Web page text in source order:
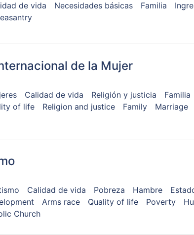
de vida Necesidades básicas Familia
de la Mujer
Calidad de vida Religión y justicia Familia
of life Religion and justice Family Marriage
Calidad de vida Pobreza Hambre
Arms race Quality of life Poverty
Church